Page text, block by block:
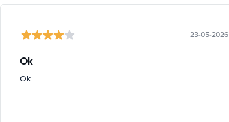
23-05-2026
Ok
Ok